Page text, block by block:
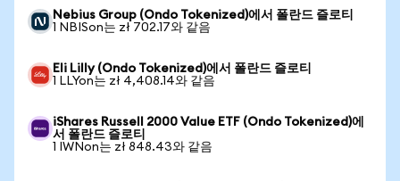
Nebius Group (Ondo Tokenized)에서 폴란드 즐로티
1 NBISon는 zł 702.17와 같음
Eli Lilly (Ondo Tokenized)에서 폴란드 즐로티
1 LLYon는 zł 4,408.14와 같음
iShares Russell 2000 Value ETF (Ondo Tokenized)에
서 폴란드 즐로티
1 IWNon는 zł 848.43와 같음